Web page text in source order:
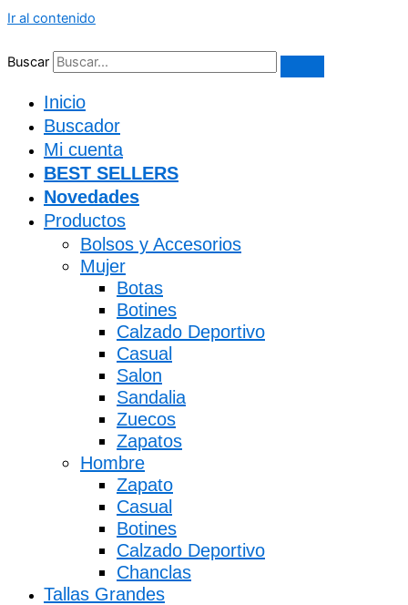
Ir al contenido
Buscar
Inicio
Buscador
Mi cuenta
BEST SELLERS
Novedades
Productos
Bolsos y Accesorios
Mujer
Botas
Botines
Calzado Deportivo
Casual
Salon
Sandalia
Zuecos
Zapatos
Hombre
Zapato
Casual
Botines
Calzado Deportivo
Chanclas
Tallas Grandes